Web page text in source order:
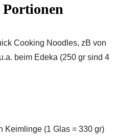
Cooking Noodles, zB von
beim Edeka (250 gr sind 4
Keimlinge (1 Glas = 330 gr)